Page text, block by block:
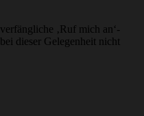
‚Ruf mich an‘-
dieser Gelegenheit nicht